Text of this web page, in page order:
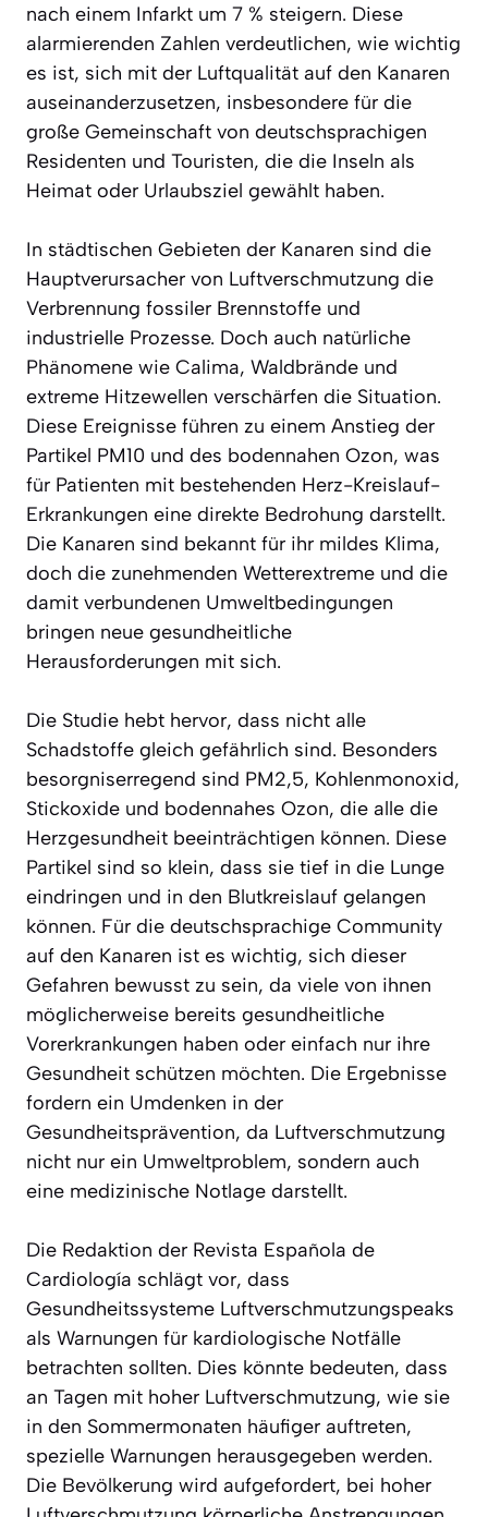
nach einem Infarkt um 7 % steigern. Diese
alarmierenden Zahlen verdeutlichen, wie wichtig
es ist, sich mit der Luftqualität auf den Kanaren
auseinanderzusetzen, insbesondere für die
große Gemeinschaft von deutschsprachigen
Residenten und Touristen, die die Inseln als
Heimat oder Urlaubsziel gewählt haben.
In städtischen Gebieten der Kanaren sind die
Hauptverursacher von Luftverschmutzung die
Verbrennung fossiler Brennstoffe und
industrielle Prozesse. Doch auch natürliche
Phänomene wie Calima, Waldbrände und
extreme Hitzewellen verschärfen die Situation.
Diese Ereignisse führen zu einem Anstieg der
Partikel PM10 und des bodennahen Ozon, was
für Patienten mit bestehenden Herz-Kreislauf-
Erkrankungen eine direkte Bedrohung darstellt.
Die Kanaren sind bekannt für ihr mildes Klima,
doch die zunehmenden Wetterextreme und die
damit verbundenen Umweltbedingungen
bringen neue gesundheitliche
Herausforderungen mit sich.
Die Studie hebt hervor, dass nicht alle
Schadstoffe gleich gefährlich sind. Besonders
besorgniserregend sind PM2,5, Kohlenmonoxid,
Stickoxide und bodennahes Ozon, die alle die
Herzgesundheit beeinträchtigen können. Diese
Partikel sind so klein, dass sie tief in die Lunge
eindringen und in den Blutkreislauf gelangen
können. Für die deutschsprachige Community
auf den Kanaren ist es wichtig, sich dieser
Gefahren bewusst zu sein, da viele von ihnen
möglicherweise bereits gesundheitliche
Vorerkrankungen haben oder einfach nur ihre
Gesundheit schützen möchten. Die Ergebnisse
fordern ein Umdenken in der
Gesundheitsprävention, da Luftverschmutzung
nicht nur ein Umweltproblem, sondern auch
eine medizinische Notlage darstellt.
Die Redaktion der Revista Española de
Cardiología schlägt vor, dass
Gesundheitssysteme Luftverschmutzungspeaks
als Warnungen für kardiologische Notfälle
betrachten sollten. Dies könnte bedeuten, dass
an Tagen mit hoher Luftverschmutzung, wie sie
in den Sommermonaten häufiger auftreten,
spezielle Warnungen herausgegeben werden.
Die Bevölkerung wird aufgefordert, bei hoher